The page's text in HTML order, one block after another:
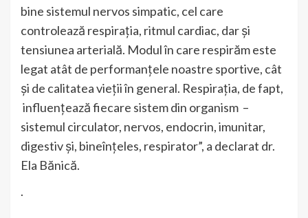
bine sistemul nervos simpatic, cel care
controlează respirația, ritmul cardiac, dar și
tensiunea arterială. Modul în care respirăm este
legat atât de performanțele noastre sportive, cât
și de calitatea vieții în general. Respirația, de fapt,
influențează fiecare sistem din organism –
sistemul circulator, nervos, endocrin, imunitar,
digestiv și, bineînțeles, respirator”, a declarat dr.
Ela Bănică.
.